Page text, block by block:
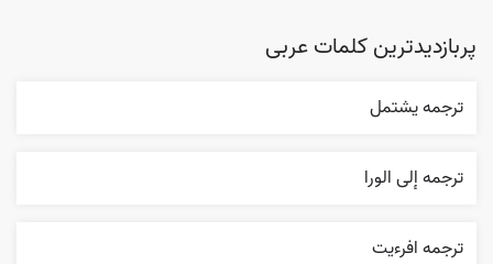
پربازدیدترین کلمات عربی
ترجمه يشتمل
ترجمه إلی الورا
ترجمه افرءيت